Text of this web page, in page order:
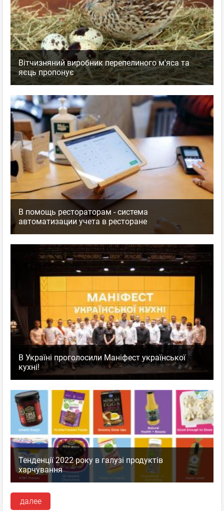
Вітчизняний виробник перепелиного м'яса та
яєць пропонує
В помощь рестораторам - система
автоматизации учета в ресторане
В Україні проголосили Маніфест української
кухні!
Тенденції 2022 року в галузі продуктів
харчування
далее